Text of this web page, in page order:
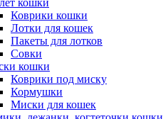
кошки
Коврики кошки
Лотки для кошек
Пакеты для лотков
Совки
кошки
Коврики под миску
Кормушки
Миски для кошек